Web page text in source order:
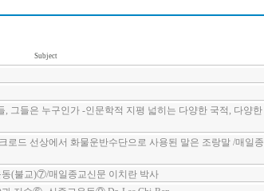
Subject
그들은 누구인가 -인문학적 지평 넓히는 다양한 국적, 다양한
드 선상에서 화물운반수단으로 사용된 말은 조랑말 /매일종
(불교)⑦/매일종교신문 이치란 박사